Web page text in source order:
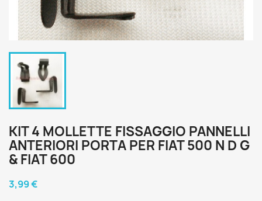
KIT 4 MOLLETTE FISSAGGIO PANNELLI
ANTERIORI PORTA PER FIAT 500 N D G
& FIAT 600
3,99 €